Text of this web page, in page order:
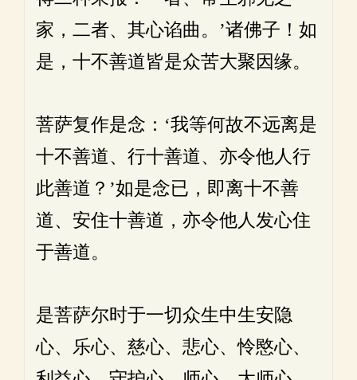
家，二者、其心谄曲。’诸佛子！如
是，十不善道皆是众苦大聚因缘。
菩萨复作是念：‘我等何故不远离是
十不善道、行十善道、亦令他人行
此善道？’如是念已，即离十不善
道、安住十善道，亦令他人发心住
于善道。
是菩萨尔时于一切众生中生安隐
心、乐心、慈心、悲心、怜愍心、